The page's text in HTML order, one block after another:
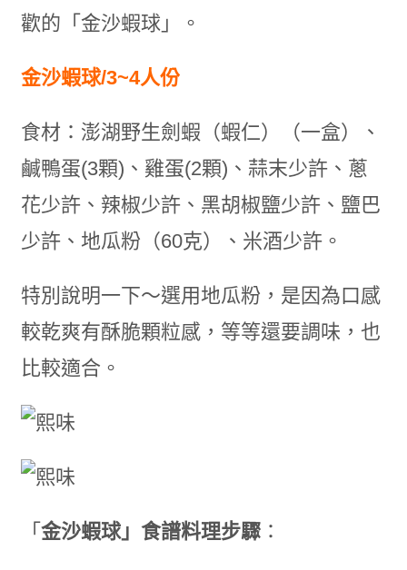
歡的「金沙蝦球」。
金沙蝦球/3~4人份
食材：澎湖野生劍蝦（蝦仁）（一盒）、
鹹鴨蛋(3顆)、雞蛋(2顆)、蒜末少許、蔥
花少許、辣椒少許、黑胡椒鹽少許、鹽巴
少許、地瓜粉（60克）、米酒少許。
特別說明一下～選用地瓜粉，是因為口感
較乾爽有酥脆顆粒感，等等還要調味，也
比較適合。
「 金沙蝦球」食譜料理步驟：